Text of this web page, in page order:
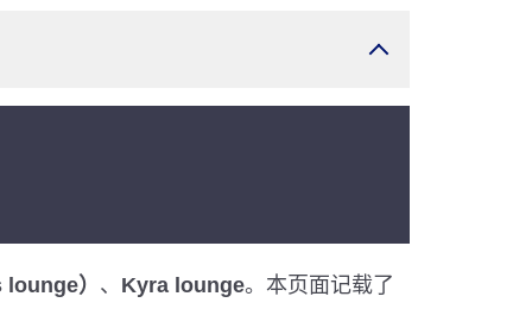
） 、 Kyra lounge。本页面记载了